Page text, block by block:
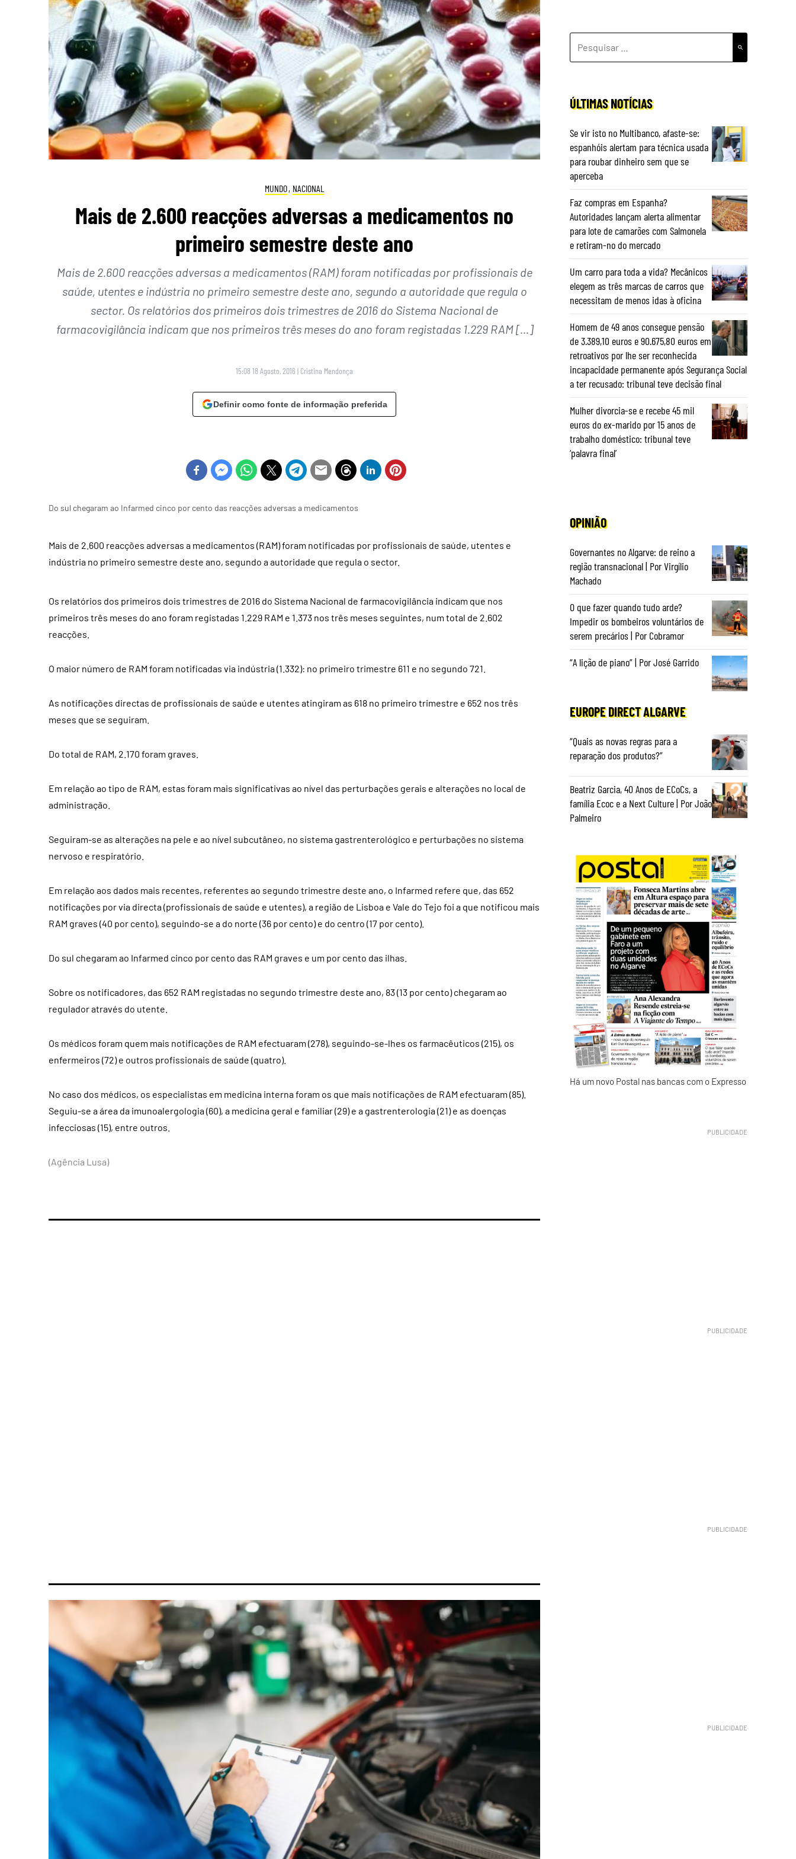
MUNDO, NACIONAL
Mais de 2.600 reacções adversas a medicamentos no
primeiro semestre deste ano
Mais de 2.600 reacções adversas a medicamentos (RAM) foram notificadas por profissionais de
saúde, utentes e indústria no primeiro semestre deste ano, segundo a autoridade que regula o
sector. Os relatórios dos primeiros dois trimestres de 2016 do Sistema Nacional de
farmacovigilância indicam que nos primeiros três meses do ano foram registadas 1.229 RAM […]
15:08 18 Agosto, 2016 | Cristina Mendonça
Definir como fonte de informação preferida
Do sul chegaram ao Infarmed cinco por cento das reacções adversas a medicamentos
Mais de 2.600 reacções adversas a medicamentos (RAM) foram notificadas por profissionais de saúde, utentes e
indústria no primeiro semestre deste ano, segundo a autoridade que regula o sector.
Os relatórios dos primeiros dois trimestres de 2016 do Sistema Nacional de farmacovigilância indicam que nos
primeiros três meses do ano foram registadas 1.229 RAM e 1.373 nos três meses seguintes, num total de 2.602
reacções.
O maior número de RAM foram notificadas via indústria (1.332): no primeiro trimestre 611 e no segundo 721.
As notificações directas de profissionais de saúde e utentes atingiram as 618 no primeiro trimestre e 652 nos três
meses que se seguiram.
Do total de RAM, 2.170 foram graves.
Em relação ao tipo de RAM, estas foram mais significativas ao nível das perturbações gerais e alterações no local de
administração.
Seguiram-se as alterações na pele e ao nível subcutâneo, no sistema gastrenterológico e perturbações no sistema
nervoso e respiratório.
Em relação aos dados mais recentes, referentes ao segundo trimestre deste ano, o Infarmed refere que, das 652
notificações por via directa (profissionais de saúde e utentes), a região de Lisboa e Vale do Tejo foi a que notificou mais
RAM graves (40 por cento), seguindo-se a do norte (36 por cento) e do centro (17 por cento).
Do sul chegaram ao Infarmed cinco por cento das RAM graves e um por cento das ilhas.
Sobre os notificadores, das 652 RAM registadas no segundo trimestre deste ano, 83 (13 por cento) chegaram ao
regulador através do utente.
Os médicos foram quem mais notificações de RAM efectuaram (278), seguindo-se-lhes os farmacêuticos (215), os
enfermeiros (72) e outros profissionais de saúde (quatro).
No caso dos médicos, os especialistas em medicina interna foram os que mais notificações de RAM efectuaram (85).
Seguiu-se a área da imunoalergologia (60), a medicina geral e familiar (29) e a gastrenterologia (21) e as doenças
infecciosas (15), entre outros.
(Agência Lusa)
POR:
ÚLTIMAS NOTÍCIAS
Se vir isto no Multibanco, afaste-se:
espanhóis alertam para técnica usada
para roubar dinheiro sem que se
aperceba
Faz compras em Espanha?
Autoridades lançam alerta alimentar
para lote de camarões com Salmonela
e retiram-no do mercado
Um carro para toda a vida? Mecânicos
elegem as três marcas de carros que
necessitam de menos idas à oficina
Homem de 49 anos consegue pensão
de 3.389,10 euros e 90.675,80 euros em
retroativos por lhe ser reconhecida
incapacidade permanente após Segurança Social
a ter recusado: tribunal teve decisão final
Mulher divorcia-se e recebe 45 mil
euros do ex-marido por 15 anos de
trabalho doméstico: tribunal teve
‘palavra final’
OPINIÃO
Governantes no Algarve: de reino a
região transnacional | Por Virgílio
Machado
O que fazer quando tudo arde?
Impedir os bombeiros voluntários de
serem precários | Por Cobramor
“A lição de piano” | Por José Garrido
EUROPE DIRECT ALGARVE
“Quais as novas regras para a
reparação dos produtos?”
Beatriz Garcia, 40 Anos de ECoCs, a
família Ecoc e a Next Culture | Por João
Palmeiro
Há um novo Postal nas bancas com o Expresso